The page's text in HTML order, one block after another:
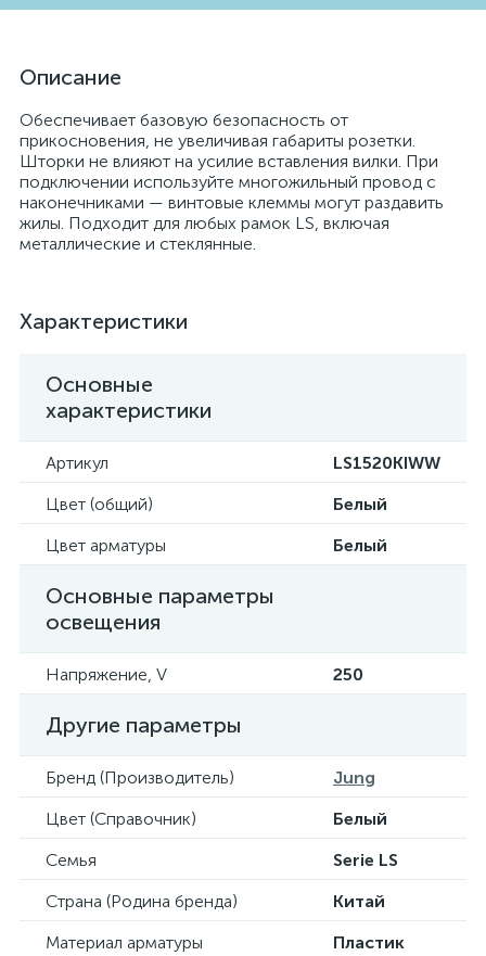
Описание
Обеспечивает базовую безопасность от
прикосновения, не увеличивая габариты розетки.
Шторки не влияют на усилие вставления вилки. При
подключении используйте многожильный провод с
наконечниками — винтовые клеммы могут раздавить
жилы. Подходит для любых рамок LS, включая
металлические и стеклянные.
Характеристики
Основные
характеристики
Артикул
LS1520KIWW
Цвет (общий)
Белый
Цвет арматуры
Белый
Основные параметры
освещения
Напряжение, V 250
Другие параметры
Бренд (Производитель)
Jung
Цвет (Справочник)
Белый
Семья
Serie LS
Страна (Родина бренда)
Китай
Материал арматуры
Пластик